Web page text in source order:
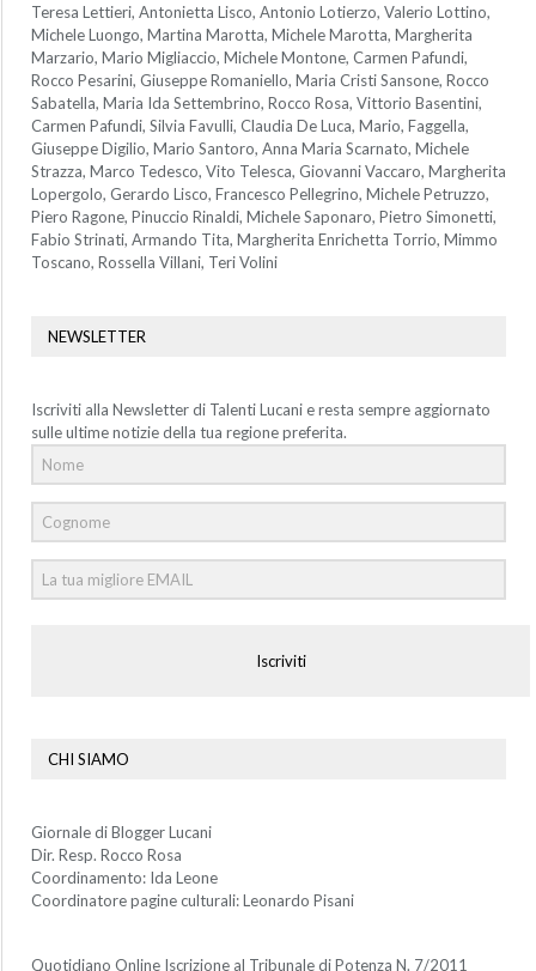
Teresa Lettieri, Antonietta Lisco, Antonio Lotierzo, Valerio Lottino,
Michele Luongo, Martina Marotta, Michele Marotta, Margherita
Marzario, Mario Migliaccio, Michele Montone, Carmen Pafundi,
Rocco Pesarini, Giuseppe Romaniello, Maria Cristi Sansone, Rocco
Sabatella, Maria Ida Settembrino, Rocco Rosa, Vittorio Basentini,
Carmen Pafundi, Silvia Favulli, Claudia De Luca, Mario, Faggella,
Giuseppe Digilio, Mario Santoro, Anna Maria Scarnato, Michele
Strazza, Marco Tedesco, Vito Telesca, Giovanni Vaccaro, Margherita
Lopergolo, Gerardo Lisco, Francesco Pellegrino, Michele Petruzzo,
Piero Ragone, Pinuccio Rinaldi, Michele Saponaro, Pietro Simonetti,
Fabio Strinati, Armando Tita, Margherita Enrichetta Torrio, Mimmo
Toscano, Rossella Villani, Teri Volini
NEWSLETTER
Iscriviti alla Newsletter di Talenti Lucani e resta sempre aggiornato
sulle ultime notizie della tua regione preferita.
Iscriviti
CHI SIAMO
Giornale di Blogger Lucani
Dir. Resp. Rocco Rosa
Coordinamento: Ida Leone
Coordinatore pagine culturali: Leonardo Pisani
Quotidiano Online Iscrizione al Tribunale di Potenza N. 7/2011